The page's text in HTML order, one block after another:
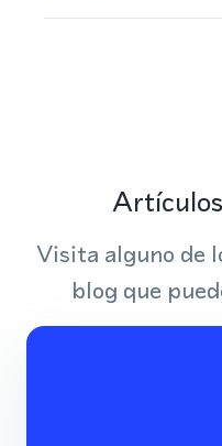
Visita alguno de
blog que